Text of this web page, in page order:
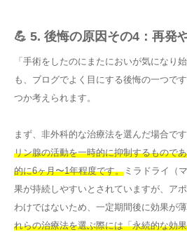
💪 5. 後悔の原因その4：再発
「手術をしたのにまたにおいが気になり
も、ブログでよく目にする後悔の一つで
つか考えられます。
まず、非外科的な治療法を選んだ場合です
リン腺の活動を一時的に抑制するもので
的に6ヶ月〜1年程度です。 ミラドライ（
果が持続しやすいとされていますが、ア
わけではないため、一定期間後に効果が
れらの治療法を選ぶ際には「永続的な効